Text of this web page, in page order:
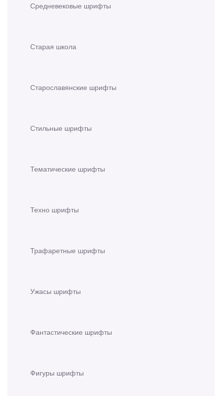
Средневековые шрифты
Старая школа
Старославянские шрифты
Стильные шрифты
Тематические шрифты
Техно шрифты
Трафаретные шрифты
Ужасы шрифты
Фантастические шрифты
Фигуры шрифты